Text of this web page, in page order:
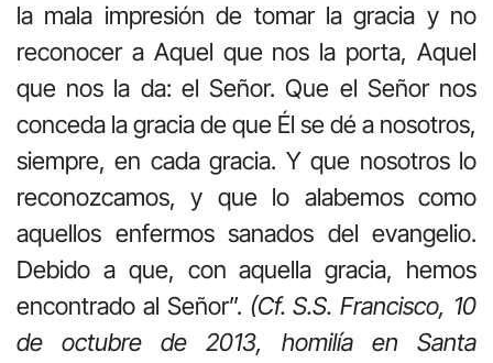
la mala impresión de tomar la gracia y no
reconocer a Aquel que nos la porta, Aquel
que nos la da: el Señor. Que el Señor nos
conceda la gracia de que Él se dé a nosotros,
siempre, en cada gracia. Y que nosotros lo
reconozcamos, y que lo alabemos como
aquellos enfermos sanados del evangelio.
Debido a que, con aquella gracia, hemos
encontrado al Señor”. (Cf. S.S. Francisco, 10
de octubre de 2013, homilía en Santa